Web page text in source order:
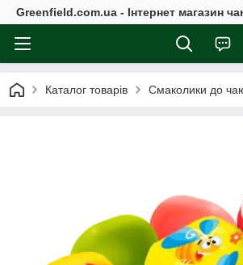
Greenfield.com.ua - Інтернет магазин
Каталог товарів Смаколики до